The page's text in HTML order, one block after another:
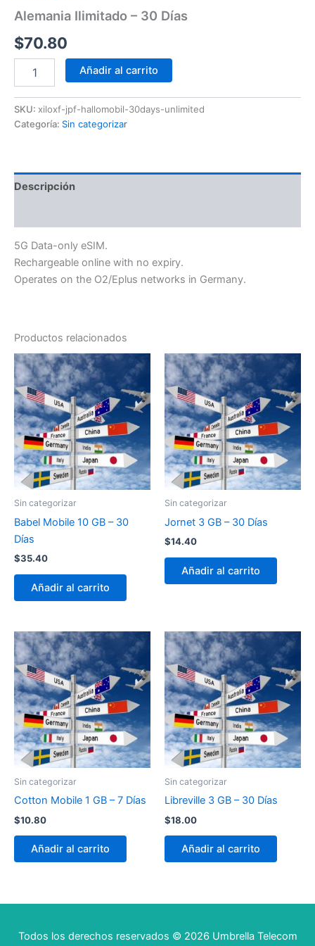
Alemania Ilimitado – 30 Días
$70.80
Añadir al carrito
SKU: xiloxf-jpf-hallomobil-30days-unlimited
Categoría: Sin categorizar
Descripción
5G Data-only eSIM.
Rechargeable online with no expiry.
Operates on the O2/Eplus networks in Germany.
Productos relacionados
Sin categorizar
Babel Mobile 10 GB – 30
Días
$35.40
Añadir al carrito
Sin categorizar
Jornet 3 GB – 30 Días
$14.40
Añadir al carrito
Sin categorizar
Cotton Mobile 1 GB – 7 Días
$10.80
Añadir al carrito
Sin categorizar
Libreville 3 GB – 30 Días
$18.00
Añadir al carrito
Todos los derechos reservados © 2026 Umbrella Telecom